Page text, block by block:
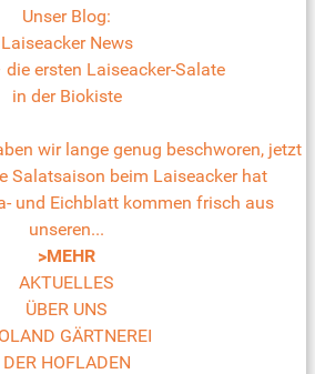
Unser Blog:
Laiseacker News
ersten Laiseacker-Salate
in der Biokiste
wir lange genug beschworen, jetzt
Salatsaison beim Laiseacker hat
und Eichblatt kommen frisch aus
unseren...
>MEHR
AKTUELLES
ÜBER UNS
GÄRTNEREI
DER HOFLADEN